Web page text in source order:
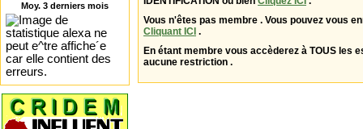
Moy. 3 derniers mois
Vous n'êtes pas membre . Vous pouvez vous
Cliquant ICI .
En étant membre vous accèderez à TOUS les
aucune restriction .